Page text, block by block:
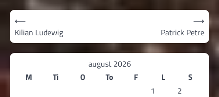
Indlægsnavigation
⟵
Kilian Ludewig
Patrick Petre
⟶
august 2026
M
Ti O To F L
S
1
2